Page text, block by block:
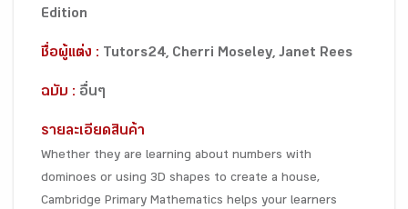
Edition
ชื่อผู้แต่ง : Tutors24, Cherri Moseley, Janet Rees
ฉบับ : อื่นๆ
รายละเอียดสินค้า
Whether they are learning about numbers with
dominoes or using 3D shapes to create a house,
Cambridge Primary Mathematics helps your learners